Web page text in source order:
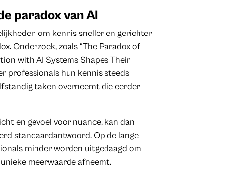
paradox van AI
om kennis sneller en gerichter
Onderzoek, zoals “The Paradox of
with AI Systems Shapes Their
professionals hun kennis steeds
taken overneemt die eerder
en gevoel voor nuance, kan dan
standaardantwoord. Op de lange
minder worden uitgedaagd om
meerwaarde afneemt.